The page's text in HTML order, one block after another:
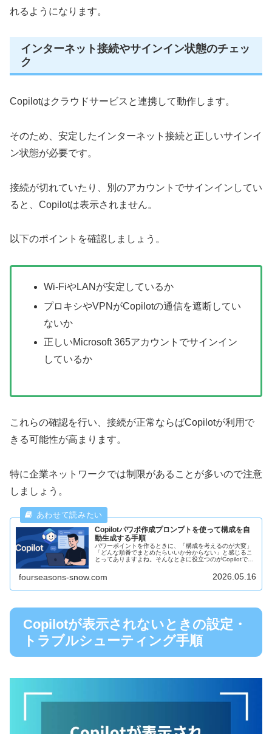
れるようになります。
インターネット接続やサインイン状態のチェッ
ク
Copilotはクラウドサービスと連携して動作します。
そのため、安定したインターネット接続と正しいサインイ
ン状態が必要です。
接続が切れていたり、別のアカウントでサインインしてい
ると、Copilotは表示されません。
以下のポイントを確認しましょう。
Wi-FiやLANが安定しているか
プロキシやVPNがCopilotの通信を遮断してい
ないか
正しいMicrosoft 365アカウントでサインイン
しているか
これらの確認を行い、接続が正常ならばCopilotが利用で
きる可能性が高まります。
特に企業ネットワークでは制限があることが多いので注意
しましょう。
Copilotパワポ作成プロンプトを使って構成を自
動生成する手順
パワーポイントを作るときに、「構成を考えるのが大変」
「どんな順番でまとめたらいいか分からない」と感じるこ
とってありますよね。そんなときに役立つのがCopilotで
fourseasons-snow.com 2026.05.16
Copilotが表示されないときの設定・
トラブルシューティング手順